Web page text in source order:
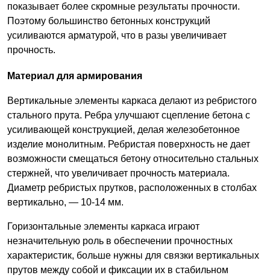
показывает более скромные результаты прочности.
Поэтому большинство бетонных конструкций
усиливаются арматурой, что в разы увеличивает
прочность.
Материал для армирования
Вертикальные элементы каркаса делают из ребристого
стального прута. Ребра улучшают сцепление бетона с
усиливающей конструкцией, делая железобетонное
изделие монолитным. Ребристая поверхность не дает
возможности смещаться бетону относительно стальных
стержней, что увеличивает прочность материала.
Диаметр ребристых прутков, расположенных в столбах
вертикально, — 10-14 мм.
Горизонтальные элементы каркаса играют
незначительную роль в обеспечении прочностных
характеристик, больше нужны для связки вертикальных
прутов между собой и фиксации их в стабильном